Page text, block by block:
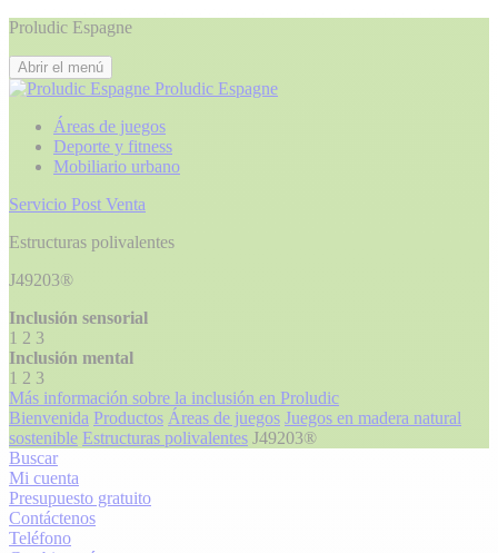
Proludic Espagne
Abrir el menú
Proludic Espagne
Áreas de juegos
Deporte y fitness
Mobiliario urbano
Servicio Post Venta
Estructuras polivalentes
J49203®
Inclusión sensorial
1 2 3
Inclusión mental
1 2 3
Más información sobre la inclusión en Proludic
Bienvenida Productos Áreas de juegos Juegos en madera natural
sostenible Estructuras polivalentes J49203®
Buscar
Mi cuenta
Presupuesto gratuito
Contáctenos
Teléfono